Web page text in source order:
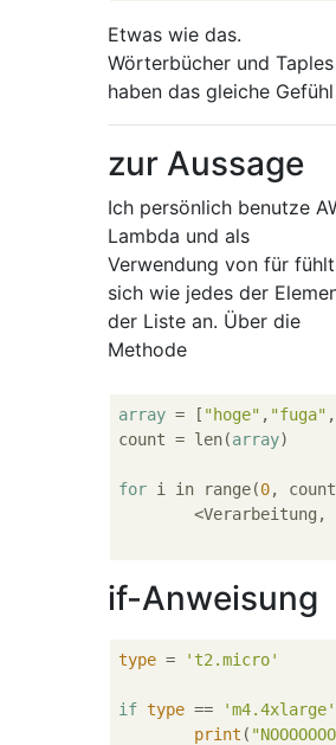
Etwas wie das.
Wörterbücher und Taples
haben das gleiche Gefühl
zur Aussage
Ich persönlich benutze
Lambda und als
Verwendung von für
sich wie jedes der
der Liste an. Über die
Methode
array = [ "hoge" , "fuga" ,
count = len(array)
for i in range(0,
	<Verarbeitung,
if-Anweisung
type = 't2.micro'
if type == 'm4.4xlarge'
print (